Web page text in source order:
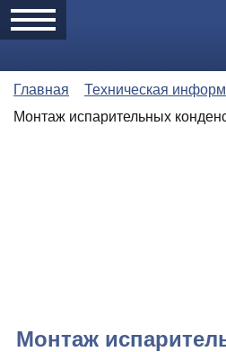
Главная
Техническая
Монтаж испарительных
Монтаж